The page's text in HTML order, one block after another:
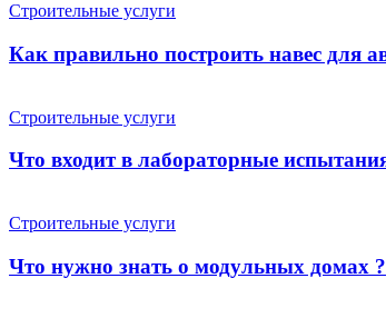
Строительные услуги
Как правильно построить навес для
Строительные услуги
Что входит в лабораторные
Строительные услуги
Что нужно знать о модульных домах ?